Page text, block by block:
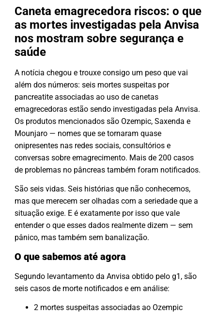
Caneta emagrecedora riscos: o que
as mortes investigadas pela Anvisa
nos mostram sobre segurança e
saúde
A notícia chegou e trouxe consigo um peso que vai
além dos números: seis mortes suspeitas por
pancreatite associadas ao uso de canetas
emagrecedoras estão sendo investigadas pela Anvisa.
Os produtos mencionados são Ozempic, Saxenda e
Mounjaro — nomes que se tornaram quase
onipresentes nas redes sociais, consultórios e
conversas sobre emagrecimento. Mais de 200 casos
de problemas no pâncreas também foram notificados.
São seis vidas. Seis histórias que não conhecemos,
mas que merecem ser olhadas com a seriedade que a
situação exige. E é exatamente por isso que vale
entender o que esses dados realmente dizem — sem
pânico, mas também sem banalização.
O que sabemos até agora
Segundo levantamento da Anvisa obtido pelo g1, são
seis casos de morte notificados e em análise:
2 mortes suspeitas associadas ao Ozempic